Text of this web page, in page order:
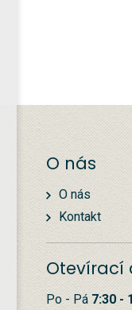
O nás
O nás
Kontakt
Otevírací
Po - Pá 7:30 -